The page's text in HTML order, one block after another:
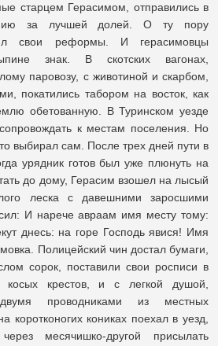
старцем Герасимом, отправились в
за лучшей долей. О ту пору
свои реформы. И герасимовцы
знак. В скотских вагонах,
паровозу, с животиной и скарбом,
покатились табором на восток, как
обетованную. В Туринском уезде
к местам поселения. Но
выбирал сам. После трех дней пути в
урядник готов был уже плюнуть на
до дому, Герасим взошел на лысый
леска с давешними заросшими
И нарече авраам имя месту тому:
днесь: на горе Господь явися! Имя
Полицейский чин достал бумаги,
сорок, поставили свои росписи в
косых крестов, и с легкой душой,
проводниками из местных
коротконогих кониках поехал в уезд,
месячишко-другой присылать